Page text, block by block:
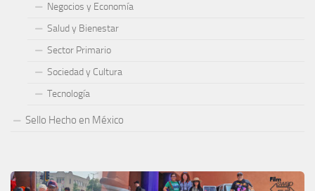
Negocios y Economía
Salud y Bienestar
Sector Primario
Sociedad y Cultura
Tecnología
Sello Hecho en México